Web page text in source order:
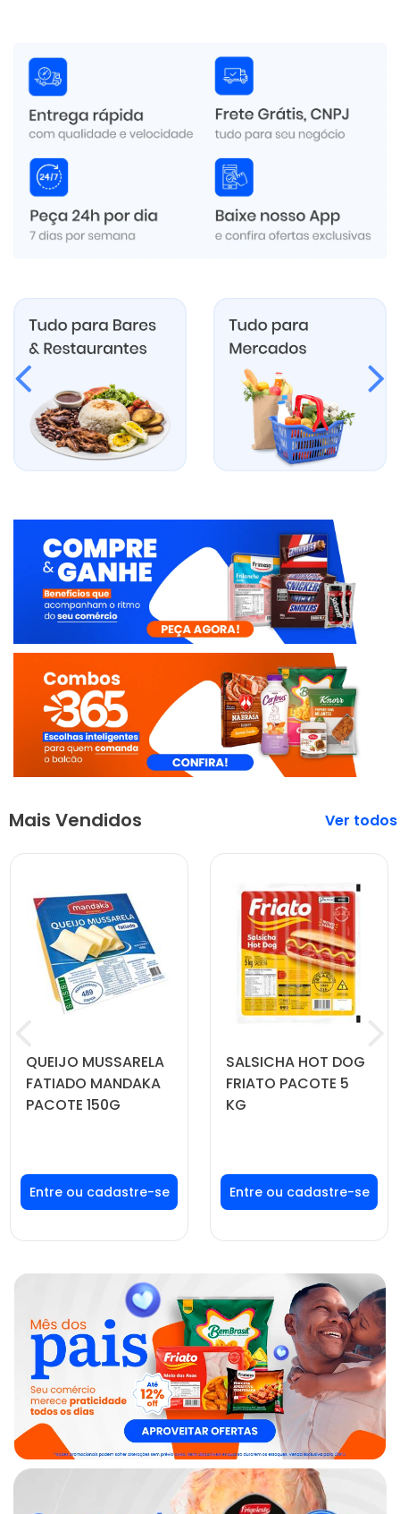
Mais Vendidos
QUEIJO MUSSARELA
FATIADO MANDAKA
PACOTE 150G
Faça seu login ou
cadastre-se para
ver preços e
SALSICHA HOT DOG
FRIATO PACOTE 5
KG
Faça seu login ou
cadastre-se para
ver preços e